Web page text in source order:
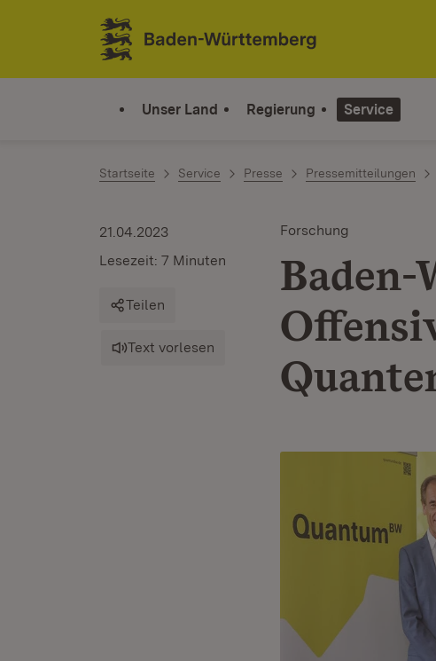
Zum Inhalt springen
Link zur Startseite
Unser Land Regierung Service
Startseite Service Presse Pressemitteilungen
Forschung
21.04.2023
Lesezeit: 7 Minuten
Teilen
Text vorlesen